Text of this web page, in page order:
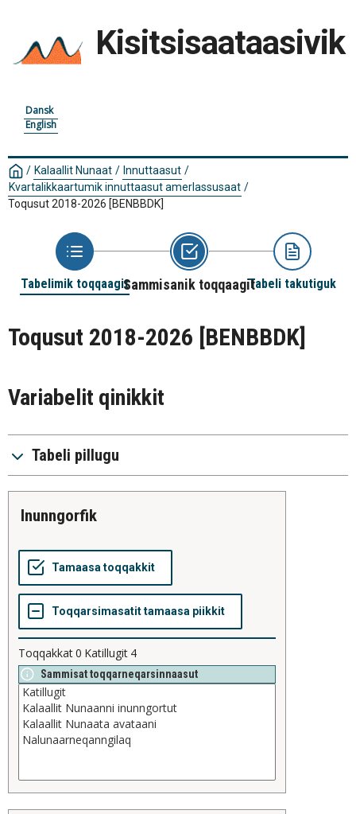
Kisitsisaataasivik
Dansk
English
/ Kalaallit Nunaat / Innuttaasut /
Kvartalikkaartumik innuttaasut amerlassusaat /
Toqusut 2018-2026 [BENBBDK]
Tabelimik toqqaagitSammisanik toqqaagitTabeli takutiguk
Toqusut 2018-2026 [BENBBDK]
Variabelit qinikkit
Tabeli pillugu
inunngorfik
Toqqakkat0 Katillugit 4
Sammisat toqqarneqarsinnaasut